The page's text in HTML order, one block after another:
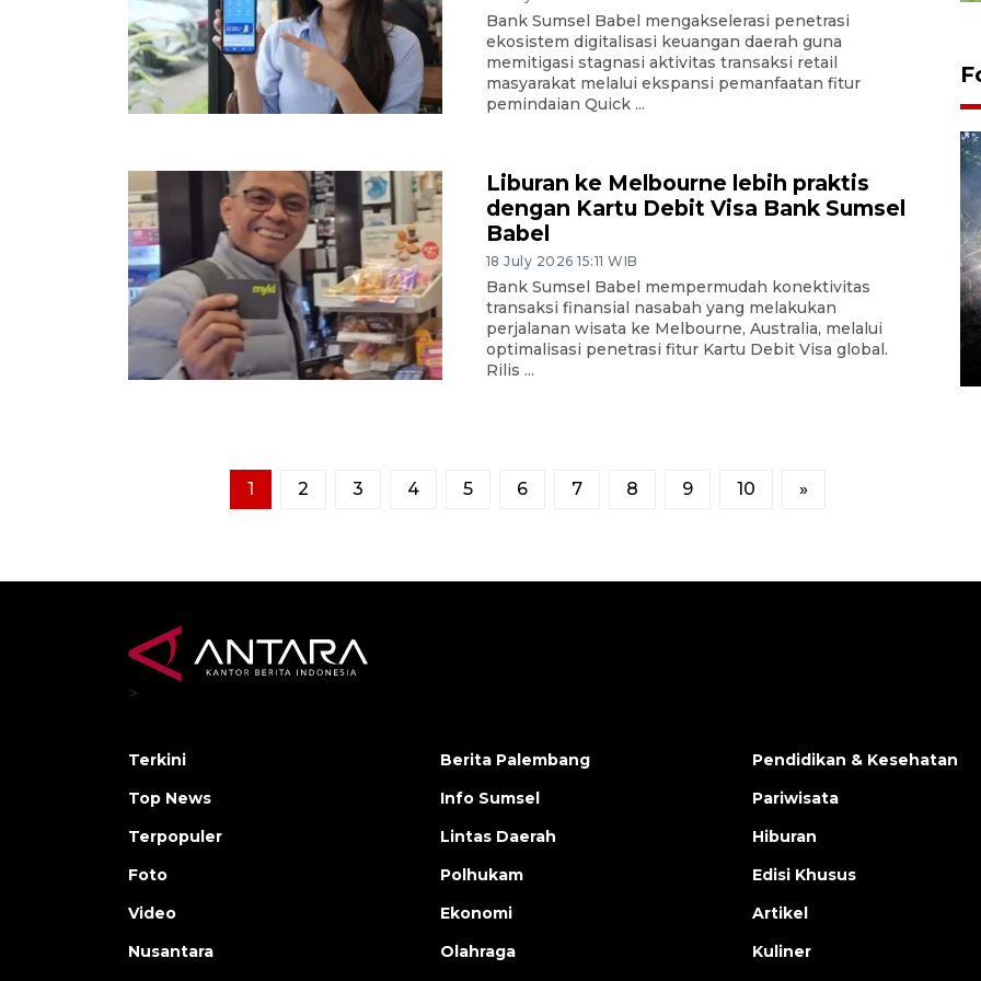
Bank Sumsel Babel mengakselerasi penetrasi
ekosistem digitalisasi keuangan daerah guna
memitigasi stagnasi aktivitas transaksi retail
masyarakat melalui ekspansi pemanfaatan fitur
pemindaian Quick ...
Liburan ke Melbourne lebih praktis
dengan Kartu Debit Visa Bank Sumsel
Babel
18 July 2026 15:11 WIB
Bank Sumsel Babel mempermudah konektivitas
transaksi finansial nasabah yang melakukan
perjalanan wisata ke Melbourne, Australia, melalui
optimalisasi penetrasi fitur Kartu Debit Visa global.
Rilis ...
1 2 3 4 5 6 7 8 9 10 »
Alokasi anggaran untuk bibit
kopi arabika Gayo
15 June 2026 11:15 WIB
>
Terkini
Top News
Terpopuler
Foto
Video
Nusantara
Berita Palembang
Info Sumsel
Lintas Daerah
Polhukam
Ekonomi
Olahraga
Pendidikan & Kesehatan
Pariwisata
Hiburan
Edisi Khusus
Artikel
Kuliner